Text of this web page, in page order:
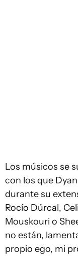
Los músicos se
con los que
durante su
Rocío Dúrcal,
Mouskouri o
no están,
propio ego, mi